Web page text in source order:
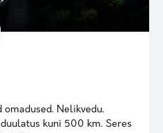
Nelikvedu.
kuni 500 km. Seres